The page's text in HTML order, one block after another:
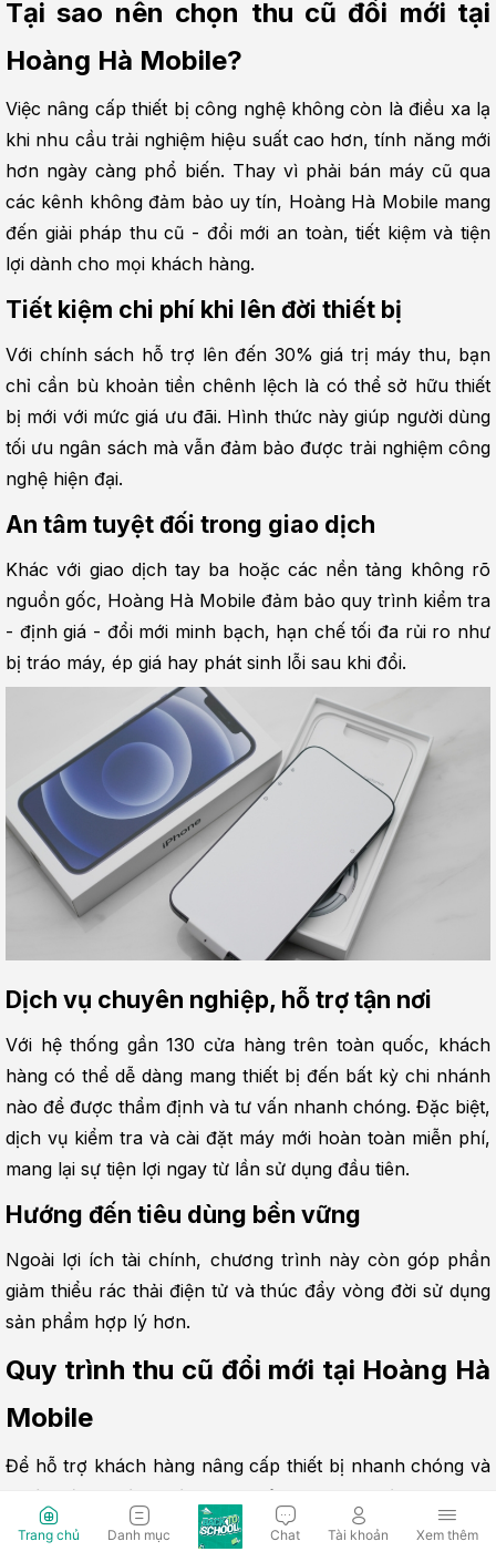
Tại sao nên chọn thu cũ đổi mới tại
Hoàng Hà Mobile?
Việc nâng cấp thiết bị công nghệ không còn là điều xa lạ
khi nhu cầu trải nghiệm hiệu suất cao hơn, tính năng mới
hơn ngày càng phổ biến. Thay vì phải bán máy cũ qua
các kênh không đảm bảo uy tín, Hoàng Hà Mobile mang
đến giải pháp thu cũ - đổi mới an toàn, tiết kiệm và tiện
lợi dành cho mọi khách hàng.
Tiết kiệm chi phí khi lên đời thiết bị
Với chính sách hỗ trợ lên đến 30% giá trị máy thu, bạn
chỉ cần bù khoản tiền chênh lệch là có thể sở hữu thiết
bị mới với mức giá ưu đãi. Hình thức này giúp người dùng
tối ưu ngân sách mà vẫn đảm bảo được trải nghiệm công
nghệ hiện đại.
An tâm tuyệt đối trong giao dịch
Khác với giao dịch tay ba hoặc các nền tảng không rõ
nguồn gốc, Hoàng Hà Mobile đảm bảo quy trình kiểm tra
- định giá - đổi mới minh bạch, hạn chế tối đa rủi ro như
bị tráo máy, ép giá hay phát sinh lỗi sau khi đổi.
Dịch vụ chuyên nghiệp, hỗ trợ tận nơi
Với hệ thống gần 130 cửa hàng trên toàn quốc, khách
hàng có thể dễ dàng mang thiết bị đến bất kỳ chi nhánh
nào để được thẩm định và tư vấn nhanh chóng. Đặc biệt,
dịch vụ kiểm tra và cài đặt máy mới hoàn toàn miễn phí,
mang lại sự tiện lợi ngay từ lần sử dụng đầu tiên.
Hướng đến tiêu dùng bền vững
Ngoài lợi ích tài chính, chương trình này còn góp phần
giảm thiểu rác thải điện tử và thúc đẩy vòng đời sử dụng
sản phẩm hợp lý hơn.
Quy trình thu cũ đổi mới tại Hoàng Hà
Mobile
Để hỗ trợ khách hàng nâng cấp thiết bị nhanh chóng và
thuận tiện, Hoàng Hà Mobile xây dựng quy trình thu cũ -
đổi mới rõ ràng, chuyên nghiệp. Mỗi bước đều được thực
Trang chủ Danh mục Chat Tài khoản Xem thêm